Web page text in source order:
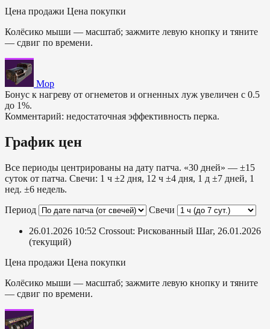
Цена продажи Цена покупки
Колёсико мыши — масштаб; зажмите левую кнопку и тяните
— сдвиг по времени.
Мор
Бонус к нагреву от огнеметов и огненных луж увеличен с 0.5
до 1%.
Комментарий: недостаточная эффективность перка.
График цен
Все периоды центрированы на дату патча. «30 дней» — ±15
суток от патча. Свечи: 1 ч ±2 дня, 12 ч ±4 дня, 1 д ±7 дней, 1
нед. ±6 недель.
Период
Свечи
26.01.2026 10:52 Crossout: Рискованный Шаг, 26.01.2026
(текущий)
Цена продажи Цена покупки
Колёсико мыши — масштаб; зажмите левую кнопку и тяните
— сдвиг по времени.